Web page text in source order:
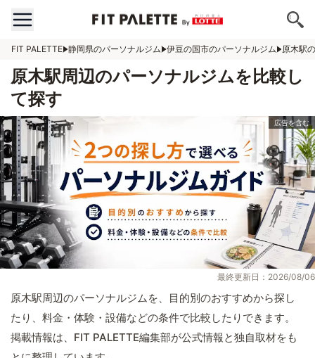
FIT PALETTE 静岡県のパーソナルジム 伊豆の国市のパーソナルジム 原木駅
原木駅周辺のパーソナルジムを比較し
て探す
最終更新日：2026/08/06
原木駅周辺のパーソナルジムを、目的別のおすすめから探し
たり、料金・体験・設備などの条件で比較したりできます。
掲載情報は、FIT PALETTE編集部が公式情報と独自取材をも